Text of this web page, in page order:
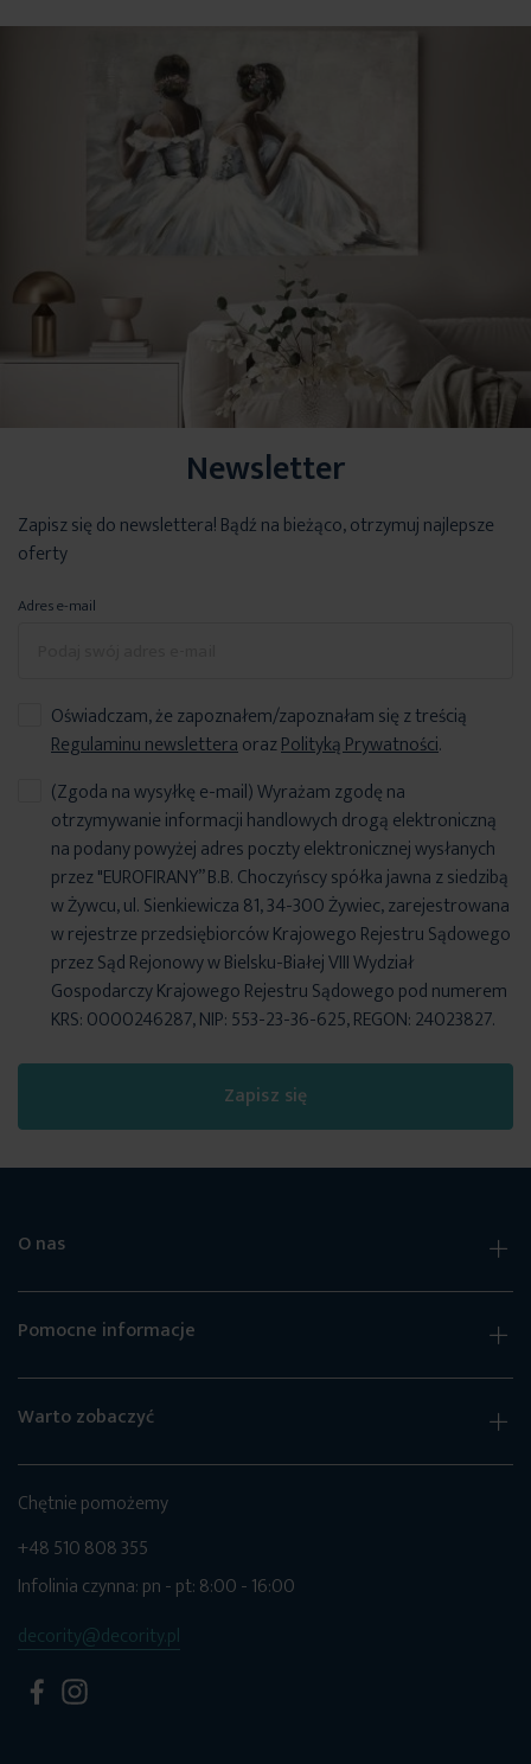
Newsletter
Zapisz się do newslettera! Bądź na bieżąco, otrzymuj najlepsze
oferty
Adres e-mail
Oświadczam, że zapoznałem/zapoznałam się z treścią
Regulaminu newsletteraorazPolityką Prywatności.
Zapisz się
(Zgoda na wysyłkę e-mail) Wyrażam zgodę na
otrzymywanie informacji handlowych drogą elektroniczną
na podany powyżej adres poczty elektronicznej wysłanych
przez "EUROFIRANY” B.B. Choczyńscy spółka jawna z siedzibą
w Żywcu, ul. Sienkiewicza 81, 34-300 Żywiec, zarejestrowana
w rejestrze przedsiębiorców Krajowego Rejestru Sądowego
przez Sąd Rejonowy w Bielsku-Białej VIII Wydział
Gospodarczy Krajowego Rejestru Sądowego pod numerem
KRS: 0000246287, NIP: 553-23-36-625, REGON: 24023827.
O nas
Pomocne informacje
Warto zobaczyć
Chętnie pomożemy
+48 510 808 355
Infolinia czynna: pn - pt: 8:00 - 16:00
decority@decority.pl